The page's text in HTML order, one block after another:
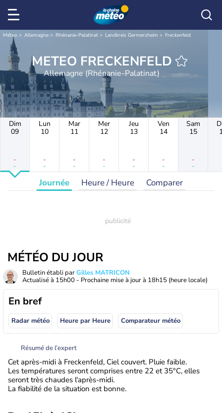
Météo Allemagne Rhénanie-Palatinat Landkreis Germersheim Freckenfeld
METEO FRECKENFELD
Allemagne (Rhénanie-Palatinat)
Dim
09
-
-
Lun
10
-
-
Mar
11
-
-
Mer
12
-
-
Jeu
13
-
-
Ven
14
-
-
Sam
15
-
-
Journée Heure / Heure Comparer
MÉTÉO DU JOUR
Bulletin établi parGilles MATRICON
Actualisé à 15h00 - Prochaine mise à jour à 18h15 (heure locale)
En bref
Radar météo Heure par Heure Comparateur météo
Résumé de l’expert
Cet après-midi à Freckenfeld, Ciel couvert. Pluie faible.
Les températures seront comprises entre 22 et 35°C, elles
seront très chaudes l'après-midi.
La fiabilité de la situation est bonne.